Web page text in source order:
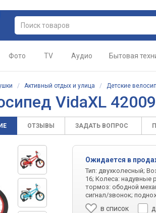
Фото TV Аудио Бытовая
/ Активный отдых и улица / Детские
VidaXL
ОТЗЫВЫ ЗАДАТЬ ВОПРОС
Ожидается в
Тип: двухколесный;
16; Колеса: надувные
тормоз: ободной
сигнал/звонок;
в список